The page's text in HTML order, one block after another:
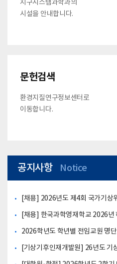
지구시스템과학과의
시설을 안내합니다.
문헌검색
환경지질연구정보센터로
이동합니다.
공지사항 Notice
2026학년도 학년별 전임교원 명단